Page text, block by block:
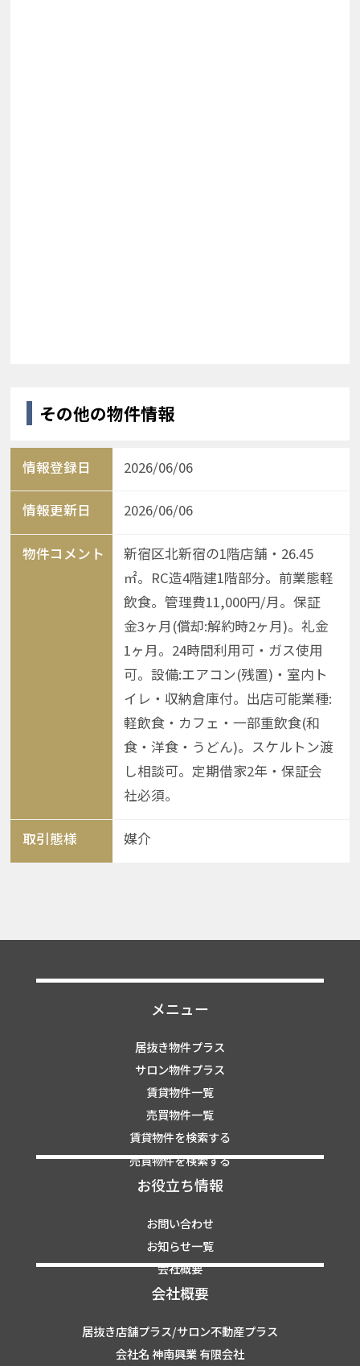
その他の物件情報
情報登録日 2026/06/06
情報更新日 2026/06/06
物件コメント
新宿区北新宿の1階店舗・26.45
㎡。RC造4階建1階部分。前業態軽
飲食。管理費11,000円/月。保証
金3ヶ月(償却:解約時2ヶ月)。礼金
1ヶ月。24時間利用可・ガス使用
可。設備:エアコン(残置)・室内ト
イレ・収納倉庫付。出店可能業種:
軽飲食・カフェ・一部重飲食(和
食・洋食・うどん)。スケルトン渡
し相談可。定期借家2年・保証会
社必須。
取引態様 媒介
メニュー
居抜き物件プラス
サロン物件プラス
賃貸物件一覧
売買物件一覧
賃貸物件を検索する
売買物件を検索する
お役立ち情報
お問い合わせ
お知らせ一覧
会社概要
会社概要
居抜き店舗プラス/サロン不動産プラス
会社名 神南興業 有限会社